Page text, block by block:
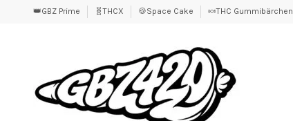
👑GBZ Prime 🧬THCX 🍪Space Cake 🍬THC Gummibärchen